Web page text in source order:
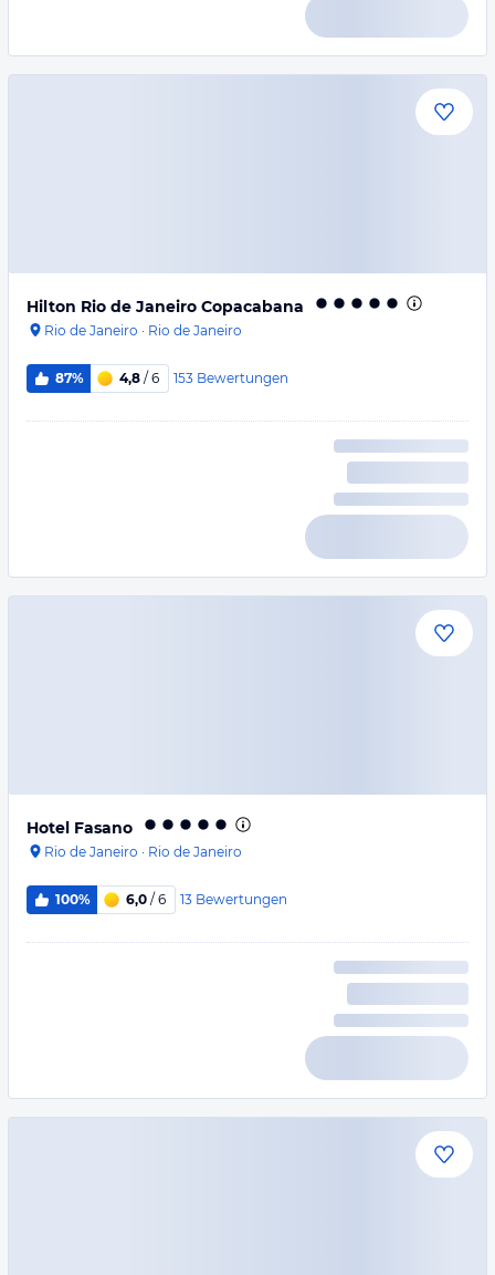
Hilton Rio de Janeiro Copacabana
Rio de Janeiro · Rio de Janeiro
87% 4,8 / 6 153 Bewertungen
Hotel Fasano
Rio de Janeiro · Rio de Janeiro
100% 6,0 / 6 13 Bewertungen